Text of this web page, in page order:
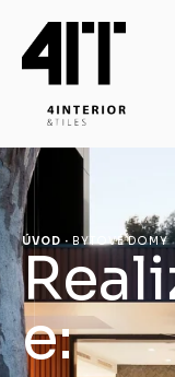
ÚVOD · BYTOVÉ DOMY
e: